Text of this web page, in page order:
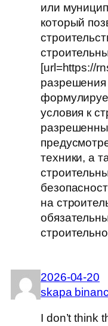
или
который
[url=https://
разрешения
условия к
техники, а
на
2026-04-20
skapa
I don’t think